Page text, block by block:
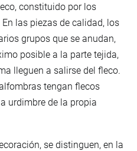
constituido por los
las piezas de calidad, los
grupos que se anudan,
posible a la parte tejida,
lleguen a salirse del fleco.
tengan flecos
urdimbre de la propia
se distinguen, en la